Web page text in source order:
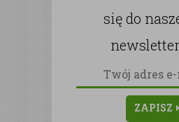
się do
ZAPISZ